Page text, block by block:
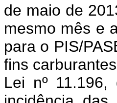
de maio de
mesmo mês e
para o PIS/
fins
Lei nº